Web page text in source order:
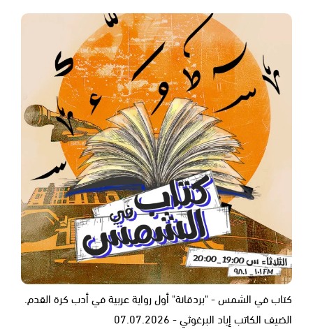
كتاب في الشمس - "بردقانة" أول رواية عربية في أدب كرة القدم.
الضيف الكاتب إياد البرغوثي - 07.07.2026